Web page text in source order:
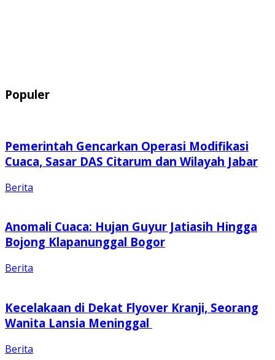
Populer
Pemerintah Gencarkan Operasi Modifikasi
Cuaca, Sasar DAS Citarum dan Wilayah Jabar
Berita
Anomali Cuaca: Hujan Guyur Jatiasih Hingga
Bojong Klapanunggal Bogor
Berita
Kecelakaan di Dekat Flyover Kranji, Seorang
Wanita Lansia Meninggal
Berita